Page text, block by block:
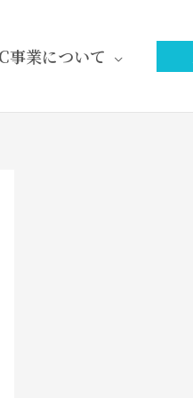
事業について